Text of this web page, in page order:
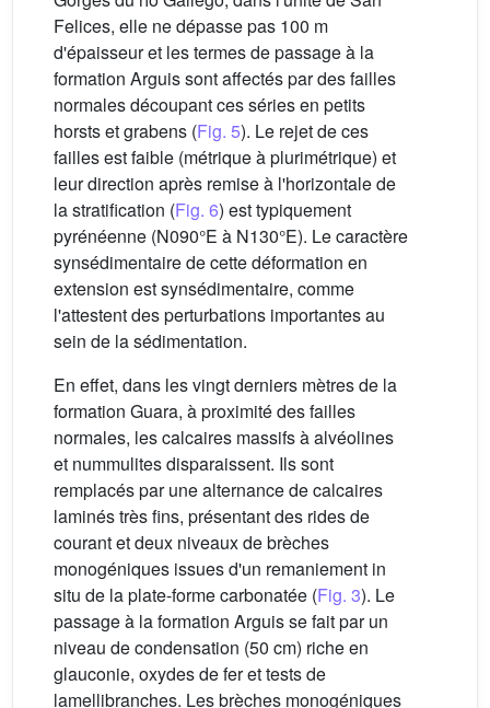
Felices, elle ne dépasse pas 100 m
d'épaisseur et les termes de passage à la
formation Arguis sont affectés par des failles
normales découpant ces séries en petits
horsts et grabens (Fig. 5). Le rejet de ces
failles est faible (métrique à plurimétrique) et
leur direction après remise à l'horizontale de
la stratification (Fig. 6) est typiquement
pyrénéenne (N090°E à N130°E). Le caractère
synsédimentaire de cette déformation en
extension est synsédimentaire, comme
l'attestent des perturbations importantes au
sein de la sédimentation.
En effet, dans les vingt derniers mètres de la
formation Guara, à proximité des failles
normales, les calcaires massifs à alvéolines
et nummulites disparaissent. Ils sont
remplacés par une alternance de calcaires
laminés très fins, présentant des rides de
courant et deux niveaux de brèches
monogéniques issues d'un remaniement in
situ de la plate-forme carbonatée (Fig. 3). Le
passage à la formation Arguis se fait par un
niveau de condensation (50 cm) riche en
glauconie, oxydes de fer et tests de
lamellibranches. Les brèches monogéniques